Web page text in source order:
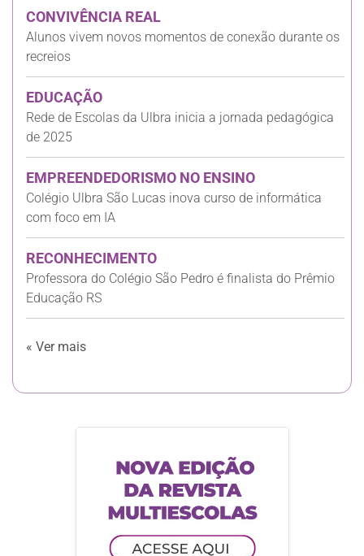
CONVIVÊNCIA REAL
Alunos vivem novos momentos de conexão durante os
recreios
EDUCAÇÃO
Rede de Escolas da Ulbra inicia a jornada pedagógica
de 2025
EMPREENDEDORISMO NO ENSINO
Colégio Ulbra São Lucas inova curso de informática
com foco em IA
RECONHECIMENTO
Professora do Colégio São Pedro é finalista do Prêmio
Educação RS
« Ver mais